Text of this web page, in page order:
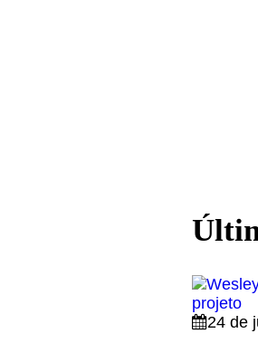
24 de